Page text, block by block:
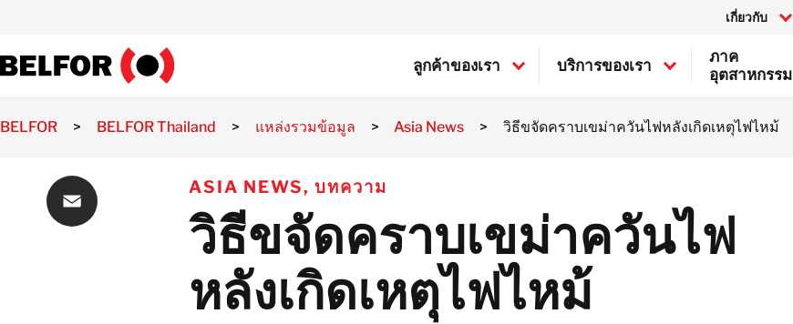
content
เกี่ยวกับ
แคนาดา
BELFOR Europe (EMEA HQ)
ออสเตรีย
เบลเยียม
แคนาดา
ลูกค้าของเรา บริการของเรา
ทรัพย์สิน
การกู้สภาพความเสียหายของ
ทรัพย์สิน
ความเสียหายจากไฟไหม้
ความเสียหายจากน้ำ
อุตสาหกรรมเซมิคอนดักเตอร์
อุตสาหกรรมการขนส่ง
ภาค
อุตสาหกรรม
BELFOR > BELFOR Thailand > แหล่งรวมข้อมูล > Asia News > วิธีขจัดคราบเขม่าควันไฟหลังเกิดเหตุไฟไหม้
ASIA NEWS,บทความ
วิธีขจัดคราบเขม่าควันไฟ
หลังเกิดเหตุไฟไหม้